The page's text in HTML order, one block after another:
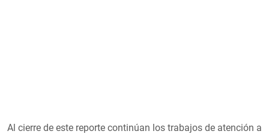
Al cierre de este reporte continúan los trabajos de atención a